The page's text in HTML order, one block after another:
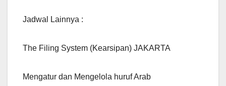
Jadwal Lainnya :
The Filing System (Kearsipan) JAKARTA
Mengatur dan Mengelola huruf Arab